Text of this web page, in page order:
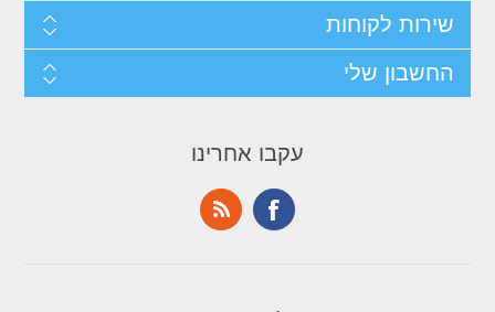
שירות לקוחות
החשבון שלי
עקבו אחרינו